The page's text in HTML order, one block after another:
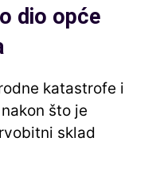
dio opće
katastrofe i
što je
sklad